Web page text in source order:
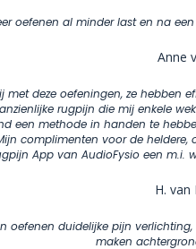
oefenen al minder last en na
Anne
met deze oefeningen, ze hebben
rugpijn die mij enkele
een methode in handen te
complimenten voor de heldere,
App van AudioFysio een m.i.
H. van
oefenen duidelijke pijn
maken